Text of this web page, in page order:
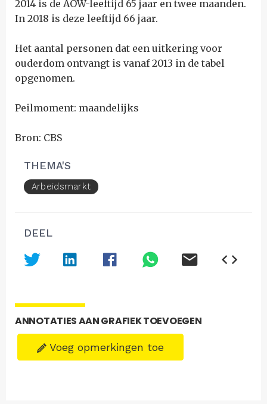
2014 is de AOW-leeftijd 65 jaar en twee maanden.
In 2018 is deze leeftijd 66 jaar.
Het aantal personen dat een uitkering voor
ouderdom ontvangt is vanaf 2013 in de tabel
opgenomen.
Peilmoment: maandelijks
Bron: CBS
THEMA'S
Arbeidsmarkt
DEEL
ANNOTATIES AAN GRAFIEK TOEVOEGEN
Voeg opmerkingen toe